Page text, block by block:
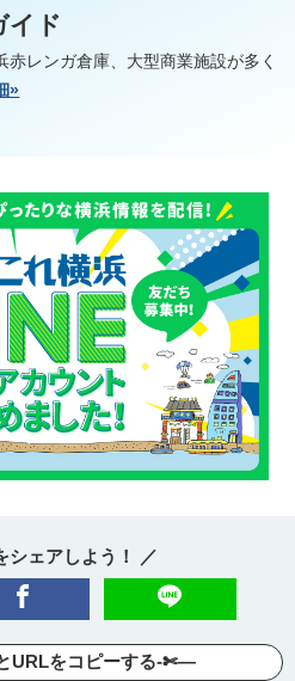
イド
レンガ倉庫、大型商業施設が多く
»
シェアしよう！ ／
URLをコピーする-✄—